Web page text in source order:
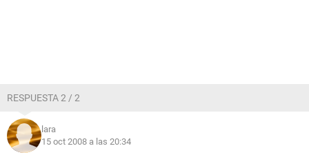
RESPUESTA 2 / 2
lara
15 oct 2008 a las 20:34